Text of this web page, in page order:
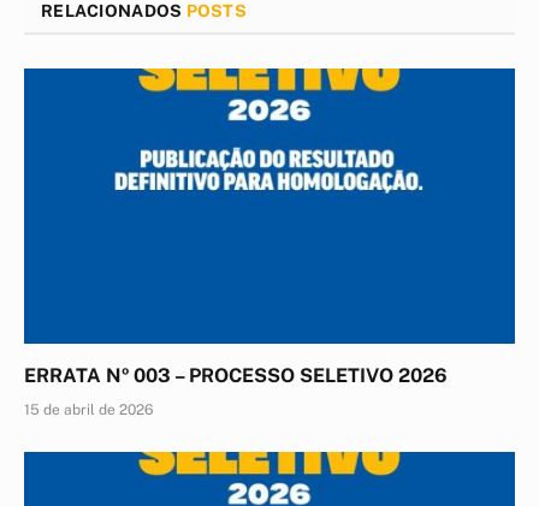
RELACIONADOS POSTS
ERRATA Nº 003 – PROCESSO SELETIVO 2026
15 de abril de 2026